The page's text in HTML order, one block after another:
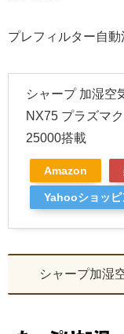
プレフィルター自
シャープ 加湿空
NX75 プラズマ
25000搭載
Amazon
Yahooショッピ
シャープ加湿